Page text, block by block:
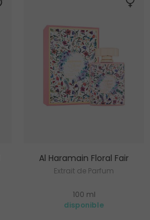
Al Haramain Floral Fair
Extrait de Parfum
100 ml
disponible